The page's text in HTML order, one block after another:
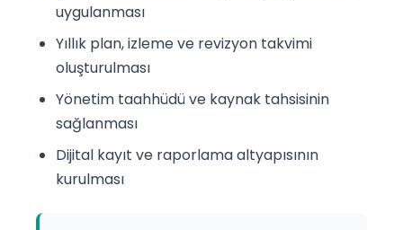
uygulanması
Yıllık plan, izleme ve revizyon takvimi
oluşturulması
Yönetim taahhüdü ve kaynak tahsisinin
sağlanması
Dijital kayıt ve raporlama altyapısının
kurulması